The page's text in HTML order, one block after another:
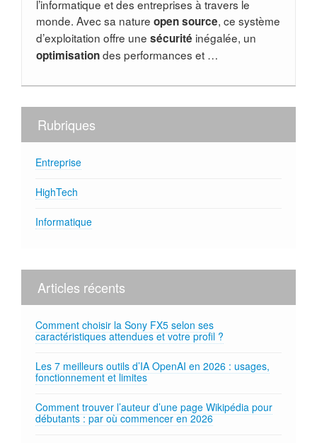
l’informatique et des entreprises à travers le
monde. Avec sa nature open source, ce système
d’exploitation offre une sécurité inégalée, un
optimisationdes performances et …
Rubriques
Entreprise
HighTech
Informatique
Articles récents
Comment choisir la Sony FX5 selon ses
caractéristiques attendues et votre profil ?
Les 7 meilleurs outils d’IA OpenAI en 2026 : usages,
fonctionnement et limites
Comment trouver l’auteur d’une page Wikipédia pour
débutants : par où commencer en 2026